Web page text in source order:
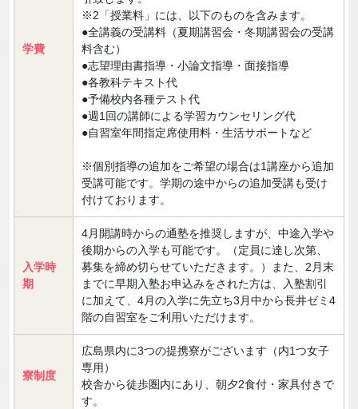
学費
※2「授業料」には、以下のものを含みます。
●全講義の受講料（夏期講習会・冬期講習会の受講
料含む）
●志望理由書指導・小論文指導・面接指導
●各教科テキスト代
●予備校内各種テスト代
●週1回の講師による学習カウンセリング代
●自習室年間指定席使用料・生活サポートなど
※個別指導の追加をご希望の場合は1講座から追加
受講可能です。学期の途中からの追加受講も受け
付けております。
入学時
期
4月開講時からの通塾を推奨しますが、中途入学や
後期からの入学も可能です。（定員に達し次第、
募集を締め切らせていただきます。）また、2月末
までに早期入塾お申込みをされた方は、入塾割引
に加えて、4月の入学に先立ち3月中から長井ゼミ4
階の自習室をご利用いただけます。
寮制度
広島県内に3つの提携寮がございます（内1つ女子
専用）
校舎から徒歩圏内にあり、朝夕2食付・家具付きで
す。